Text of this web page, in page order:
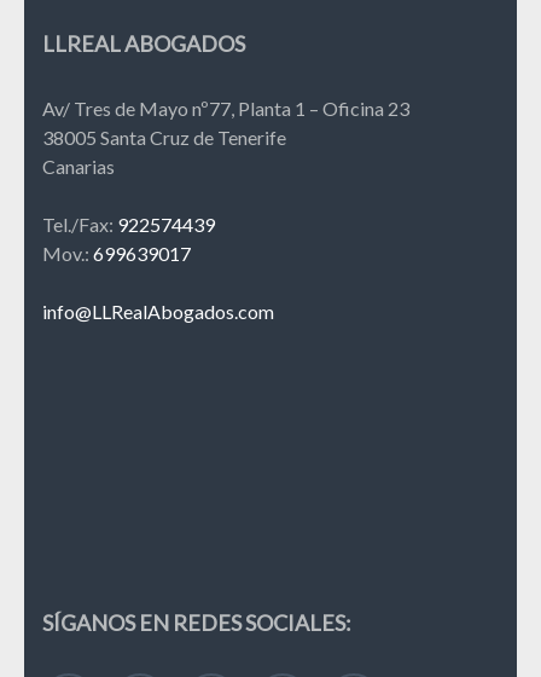
LLREAL ABOGADOS
Av/ Tres de Mayo nº77, Planta 1 – Oficina 23
38005 Santa Cruz de Tenerife
Canarias
Tel./Fax: 922574439
Mov.: 699639017
info@LLRealAbogados.com
SÍGANOS EN REDES SOCIALES: